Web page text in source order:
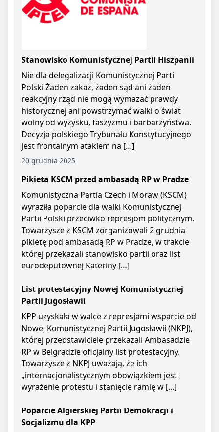
Stanowisko Komunistycznej Partii Hiszpanii
Nie dla delegalizacji Komunistycznej Partii
Polski Żaden zakaz, żaden sąd ani żaden
reakcyjny rząd nie mogą wymazać prawdy
historycznej ani powstrzymać walki o świat
wolny od wyzysku, faszyzmu i barbarzyństwa.
Decyzja polskiego Trybunału Konstytucyjnego
jest frontalnym atakiem na […]
20 grudnia 2025
Pikieta KSCM przed ambasadą RP w Pradze
Komunistyczna Partia Czech i Moraw (KSCM)
wyraziła poparcie dla walki Komunistycznej
Partii Polski przeciwko represjom politycznym.
Towarzysze z KSCM zorganizowali 2 grudnia
pikietę pod ambasadą RP w Pradze, w trakcie
której przekazali stanowisko partii oraz list
eurodeputownej Kateriny […]
List protestacyjny Nowej Komunistycznej
Partii Jugosławii
KPP uzyskała w walce z represjami wsparcie od
Nowej Komunistycznej Partii Jugosławii (NKPJ),
której przedstawiciele przekazali Ambasadzie
RP w Belgradzie oficjalny list protestacyjny.
Towarzysze z NKPJ uważają, że ich
„internacjonalistycznym obowiązkiem jest
wyrażenie protestu i stanięcie ramię w […]
Poparcie Algierskiej Partii Demokracji i
Socjalizmu dla KPP